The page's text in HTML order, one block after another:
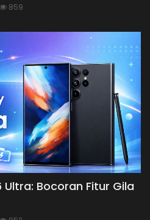
859
Ultra: Bocoran Fitur Gila